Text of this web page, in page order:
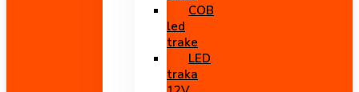
COB
led
trake
LED
traka